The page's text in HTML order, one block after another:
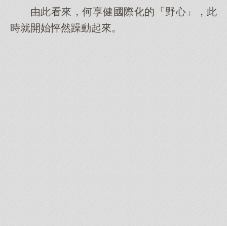
由此看來，何享健國際化的「野心」，此
時就開始怦然躁動起來。